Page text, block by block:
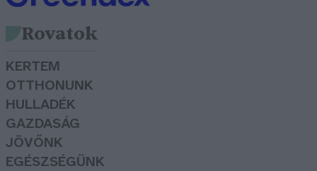
Rovatok
KERTEM
OTTHONUNK
HULLADÉK
GAZDASÁG
JÖVŐNK
EGÉSZSÉGÜNK